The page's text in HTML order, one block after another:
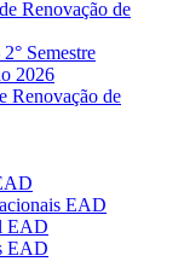
Renovação de
Semestre
2026
Renovação de
EAD
EAD
EAD